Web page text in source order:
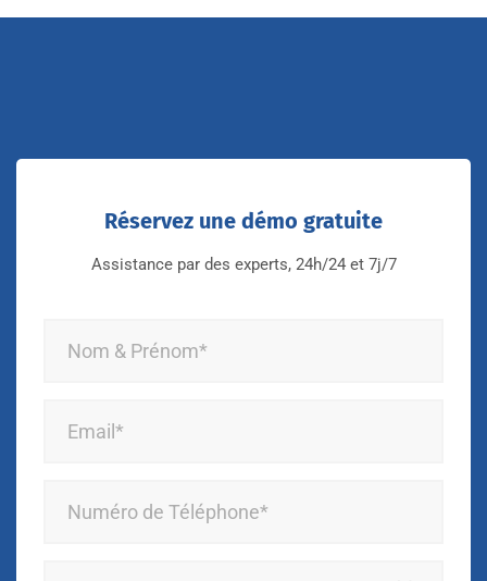
Réservez une démo gratuite
Assistance par des experts, 24h/24 et 7j/7